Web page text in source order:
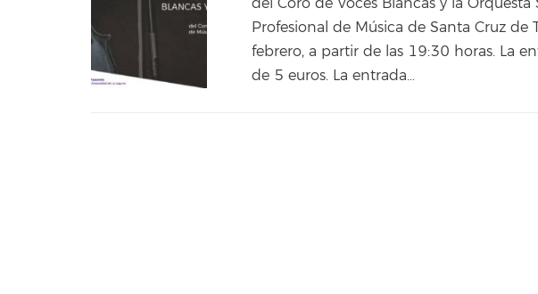
Profesional de Música de Santa Cruz
febrero, a partir de las 19:30 horas. La
de 5 euros. La entrada…